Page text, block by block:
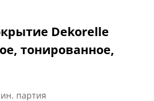
Dekorelle
тонированное,
партия